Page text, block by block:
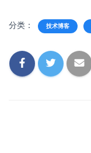
分类： 技术博客